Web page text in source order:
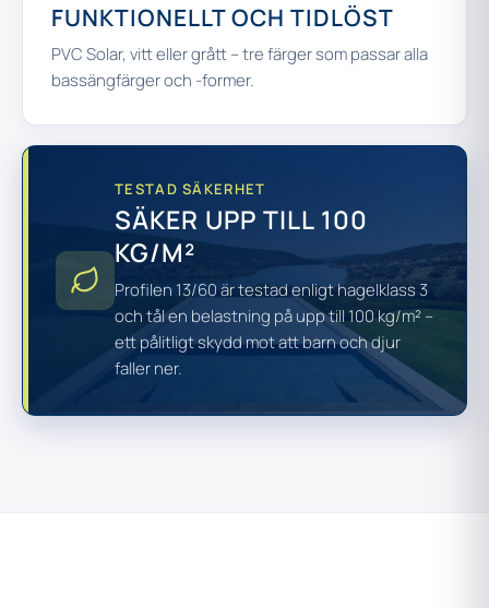
FUNKTIONELLT OCH TIDLÖST
PVC Solar, vitt eller grått – tre färger som passar alla
bassängfärger och -former.
TESTAD SÄKERHET
SÄKER UPP TILL 100
KG/M²
Profilen 13/60 är testad enligt hagelklass 3
och tål en belastning på upp till 100 kg/m² –
ett pålitligt skydd mot att barn och djur
faller ner.